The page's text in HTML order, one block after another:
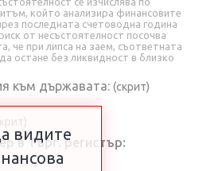
който анализира финансовите
последната счетоводна година
от несъстоятелност посочва
че при липса на заем, съответната
остане без ликвидност в близко
към държавата: (скрит)
в Търг. регистър:
видите